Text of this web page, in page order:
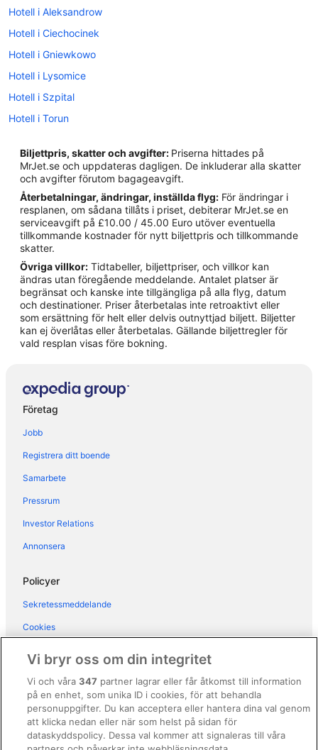
Hotell i Aleksandrow
Hotell i Ciechocinek
Hotell i Gniewkowo
Hotell i Lysomice
Hotell i Szpital
Hotell i Torun
Biljettpris, skatter och avgifter: Priserna hittades på
MrJet.se och uppdateras dagligen. De inkluderar alla skatter
och avgifter förutom bagageavgift.
Återbetalningar, ändringar, inställda flyg: För ändringar i
resplanen, om sådana tillåts i priset, debiterar MrJet.se en
serviceavgift på £10.00 / 45.00 Euro utöver eventuella
tillkommande kostnader för nytt biljettpris och tillkommande
skatter.
Övriga villkor: Tidtabeller, biljettpriser, och villkor kan
ändras utan föregående meddelande. Antalet platser är
begränsat och kanske inte tillgängliga på alla flyg, datum
och destinationer. Priser återbetalas inte retroaktivt eller
som ersättning för helt eller delvis outnyttjad biljett. Biljetter
kan ej överlåtas eller återbetalas. Gällande biljettregler för
vald resplan visas före bokning.
Företag
Jobb
Registrera ditt boende
Samarbete
Pressrum
Investor Relations
Annonsera
Policyer
Sekretessmeddelande
Cookies
Regler och villkor för Vrbo
Tillgänglighetsanpassning
Juridisk information/Kontakta oss
Vi bryr oss om din integritet
Vi och våra347 partner lagrar eller får åtkomst till information
på en enhet, som unika ID i cookies, för att behandla
personuppgifter. Du kan acceptera eller hantera dina val genom
att klicka nedan eller när som helst på sidan för
dataskyddspolicy. Dessa val kommer att signaleras till våra